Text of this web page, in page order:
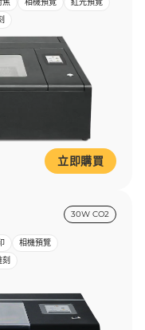
立即購買
30W CO2
相機預覽